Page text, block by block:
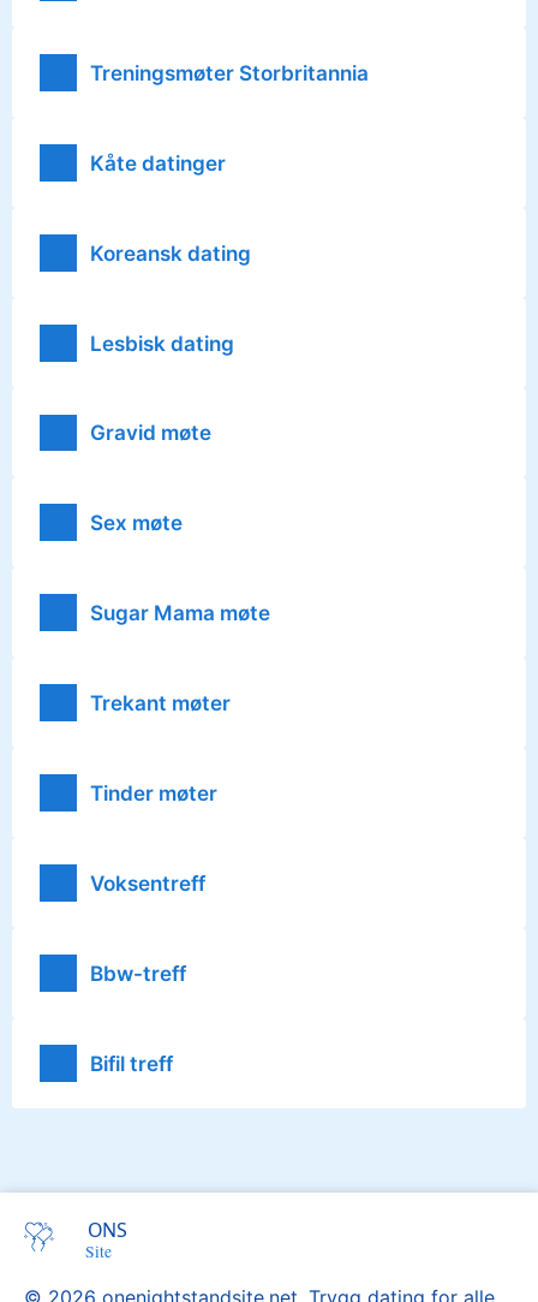
Treningsmøter Storbritannia
Kåte datinger
Koreansk dating
Lesbisk dating
Gravid møte
Sex møte
Sugar Mama møte
Trekant møter
Tinder møter
Voksentreff
Bbw-treff
Bifil treff